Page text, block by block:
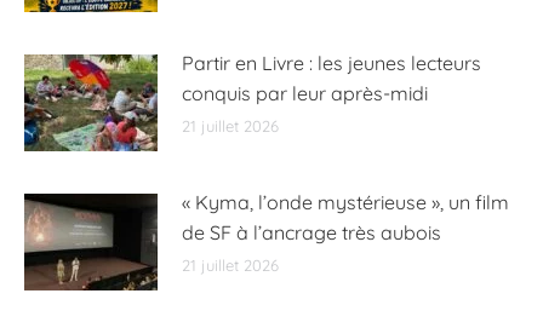
Partir en Livre : les jeunes lecteurs
conquis par leur après-midi
21 juillet 2026
« Kyma, l’onde mystérieuse », un film
de SF à l’ancrage très aubois
21 juillet 2026